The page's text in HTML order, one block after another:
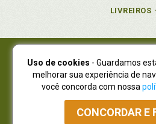
LIVREIROS
Juruá Editora Ltda., CNPJ
Juruá Informática Ltda., CNPJ
NOVO ENDEREÇO:R. Flávio
Curitiba - Paraná -
Atendimento: (41) 4009-3900|
Uso de cookies - Guardamos
melhorar sua experiência de
você concorda com nossa
CONCORDAR E